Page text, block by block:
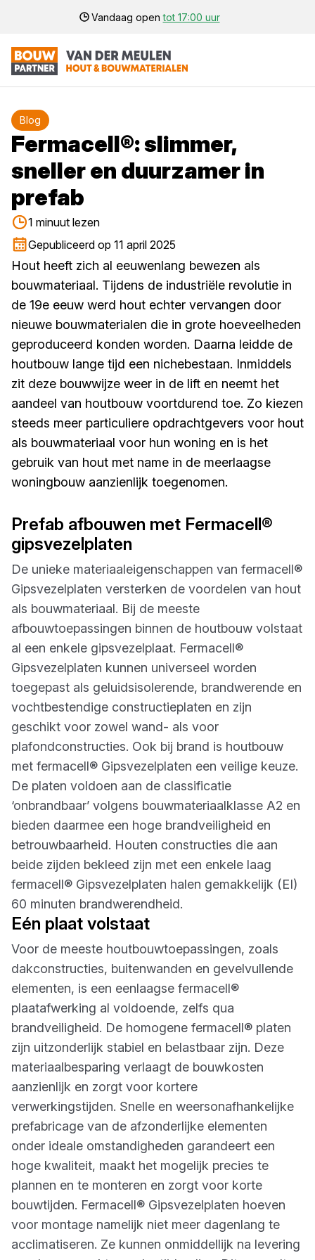
Vandaag opentot 17:00 uur
Blog
Fermacell®: slimmer,
sneller en duurzamer in
prefab
1 minuut lezen
Gepubliceerd op 11 april 2025
Hout heeft zich al eeuwenlang bewezen als
bouwmateriaal. Tijdens de industriële revolutie in
de 19e eeuw werd hout echter vervangen door
nieuwe bouwmaterialen die in grote hoeveelheden
geproduceerd konden worden. Daarna leidde de
houtbouw lange tijd een nichebestaan. Inmiddels
zit deze bouwwijze weer in de lift en neemt het
aandeel van houtbouw voortdurend toe. Zo kiezen
steeds meer particuliere opdrachtgevers voor hout
als bouwmateriaal voor hun woning en is het
gebruik van hout met name in de meerlaagse
woningbouw aanzienlijk toegenomen.
Prefab afbouwen met Fermacell®
gipsvezelplaten
De unieke materiaaleigenschappen van fermacell®
Gipsvezelplaten versterken de voordelen van hout
als bouwmateriaal. Bij de meeste
afbouwtoepassingen binnen de houtbouw volstaat
al een enkele gipsvezelplaat. Fermacell®
Gipsvezelplaten kunnen universeel worden
toegepast als geluidsisolerende, brandwerende en
vochtbestendige constructieplaten en zijn
geschikt voor zowel wand- als voor
plafondconstructies. Ook bij brand is houtbouw
met fermacell® Gipsvezelplaten een veilige keuze.
De platen voldoen aan de classificatie
‘onbrandbaar’ volgens bouwmateriaalklasse A2 en
bieden daarmee een hoge brandveiligheid en
betrouwbaarheid. Houten constructies die aan
beide zijden bekleed zijn met een enkele laag
fermacell® Gipsvezelplaten halen gemakkelijk (EI)
60 minuten brandwerendheid.
Eén plaat volstaat
Voor de meeste houtbouwtoepassingen, zoals
dakconstructies, buitenwanden en gevelvullende
elementen, is een eenlaagse fermacell®
plaatafwerking al voldoende, zelfs qua
brandveiligheid. De homogene fermacell® platen
zijn uitzonderlijk stabiel en belastbaar zijn. Deze
materiaalbesparing verlaagt de bouwkosten
aanzienlijk en zorgt voor kortere
verwerkingstijden. Snelle en weersonafhankelijke
prefabricage van de afzonderlijke elementen
onder ideale omstandigheden garandeert een
hoge kwaliteit, maakt het mogelijk precies te
plannen en te monteren en zorgt voor korte
bouwtijden. Fermacell® Gipsvezelplaten hoeven
voor montage namelijk niet meer dagenlang te
acclimatiseren. Ze kunnen onmiddellijk na levering